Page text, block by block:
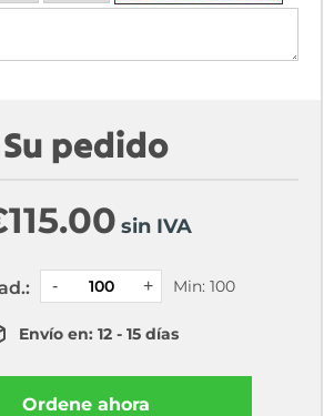
Su pedido
115.00 sin IVA
Min: 100
Envío en: 12 - 15 días
Ordene ahora